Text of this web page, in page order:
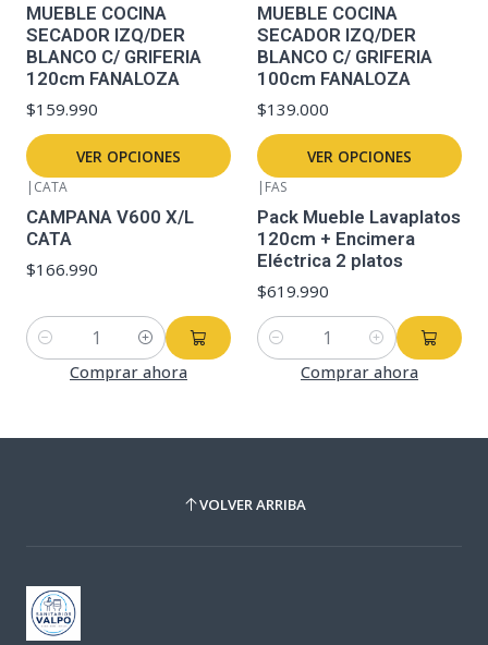
MUEBLE COCINA
SECADOR IZQ/DER
BLANCO C/ GRIFERIA
120cm FANALOZA
$159.990
VER OPCIONES
MUEBLE COCINA
SECADOR IZQ/DER
BLANCO C/ GRIFERIA
100cm FANALOZA
$139.000
VER OPCIONES
| CATA
CAMPANA V600 X/L
CATA
$166.990
Cantidad
Comprar ahora
| FAS
Pack Mueble Lavaplatos
120cm + Encimera
Eléctrica 2 platos
$619.990
Cantidad
Comprar ahora
VOLVER ARRIBA